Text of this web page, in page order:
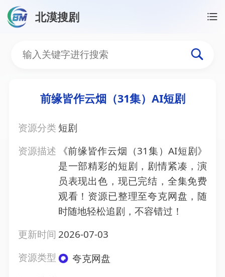
北漠搜剧
前缘皆作云烟（31集）AI
前缘皆作云烟（31集）AI短剧
资源分类 短剧
资源描述
《前缘皆作云烟（31集）AI短剧》
是一部精彩的短剧，剧情紧凑，演
员表现出色，现已完结，全集免费
观看！资源已整理至夸克网盘，随
时随地轻松追剧，不容错过！
更新时间 2026-07-03
资源类型
夸克网盘